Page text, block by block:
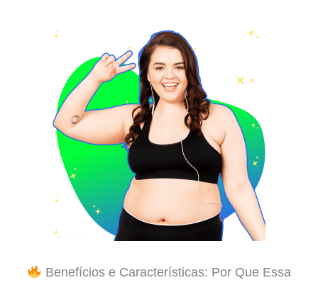
Benefícios e Características: Por Que Essa